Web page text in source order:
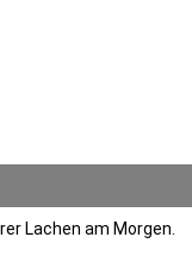
Lachen am Morgen.